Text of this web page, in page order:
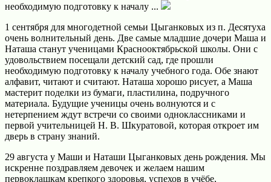
необходимую подготовку к началу ...
1 сентября для многодетной семьи Цыганковых из п. Десятуха
очень волнительный день. Две самые младшие дочери Маша и
Наташа станут ученицами Краснооктябрьской школы. Они с
удовольствием посещали детский сад, где прошли
необходимую подготовку к началу учебного года. Обе знают
алфавит, читают и считают. Наташа хорошо рисует, а Маша
мастерит поделки из бумаги, пластилина, подручного
материала. Будущие ученицы очень волнуются и с
нетерпением ждут встречи со своими одноклассниками и
первой учительницей Н. В. Шкуратовой, которая откроет им
дверь в страну знаний.
29 августа у Маши и Наташи Цыганковых день рождения. Мы
искренне поздравляем девочек и желаем нашим
первоклашкам крепкого здоровья, успехов в учёбе,